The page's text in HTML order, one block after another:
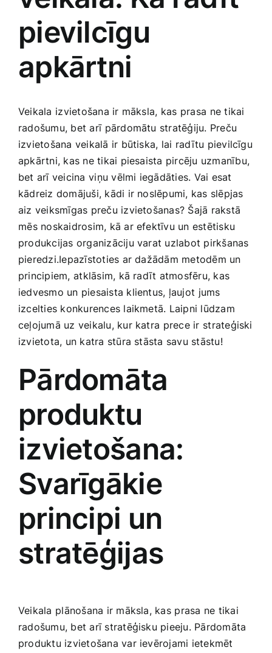
Jaunākie pārdevēji
Pirktākās preces
Raksti
Grāmatas
Gudrā māja
Mājai un remontam
Mājražotājiem
Mājsaimniecības preces
Mēbeles un interjers
Medicīnas preces
Preces birojam
Preces pieaugušajiem
Rotaļlietas, bērnu preces
Smaržas, kosmētika
TV un Sadzīves tehnika
pievilcīgu
apkārtni
Veikala⁢ izvietošana ir māksla,⁣ kas prasa ⁢ne tikai
radošumu, bet​ arī ⁤pārdomātu ​stratēģiju. Preču
izvietošana veikalā ir būtiska, lai ⁢radītu pievilcīgu
apkārtni, kas ne tikai piesaista pircēju uzmanību,
bet arī veicina⁣ viņu vēlmi iegādāties. Vai esat
kādreiz domājuši, kādi ir noslēpumi, kas slēpjas
aiz‌ veiksmīgas preču izvietošanas? Šajā rakstā
⁢mēs noskaidrosim, kā‌ ar efektīvu un estētisku
produkcijas organizāciju varat uzlabot pirkšanas
pieredzi.Iepazīstoties ar dažādām metodēm un
principiem,⁣ atklāsim, kā radīt‍ atmosfēru, kas
iedvesmo un piesaista ‍klientus, ļaujot ⁢jums
izcelties konkurences laikmetā. Laipni lūdzam
ceļojumā uz veikalu, kur katra⁢ prece ir⁤ strateģiski
izvietota, un katra stūra stāsta savu‍ stāstu!
Pārdomāta
produktu
izvietošana:
Svarīgākie
principi un
stratēģijas
Veikala ⁢plānošana ir māksla, kas ⁤prasa ne tikai
radošumu, ​bet arī stratēģisku pieeju. Pārdomāta
produktu izvietošana var ievērojami ietekmēt